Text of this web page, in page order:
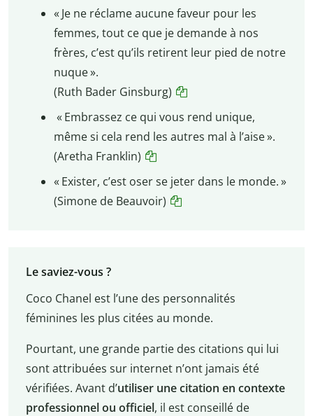
« Je ne réclame aucune faveur pour les
femmes, tout ce que je demande à nos
frères, c’est qu’ils retirent leur pied de notre
nuque ».
(Ruth Bader Ginsburg)
« Embrassez ce qui vous rend unique,
même si cela rend les autres mal à l’aise ».
(Aretha Franklin)
« Exister, c’est oser se jeter dans le monde. »
(Simone de Beauvoir)
Le saviez-vous ?
Coco Chanel est l’une des personnalités
féminines les plus citées au monde.
Pourtant, une grande partie des citations qui lui
sont attribuées sur internet n’ont jamais été
vérifiées. Avant d’utiliser une citation en contexte
professionnel ou officiel, il est conseillé de